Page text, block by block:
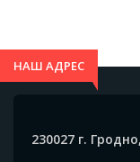
НАШ АДРЕС
230027 г.